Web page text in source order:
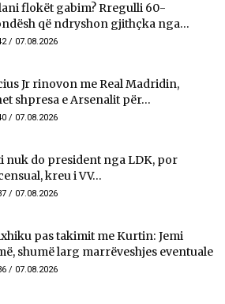
flokët gabim? Rregulli 60-
që ndryshon gjithçka nga...
/ 07.08.2026
Jr rinovon me Real Madridin,
shpresa e Arsenalit për...
/ 07.08.2026
nuk do president nga LDK, por
kreu i VV...
/ 07.08.2026
pas takimit me Kurtin: Jemi
shumë larg marrëveshjes eventuale
/ 07.08.2026